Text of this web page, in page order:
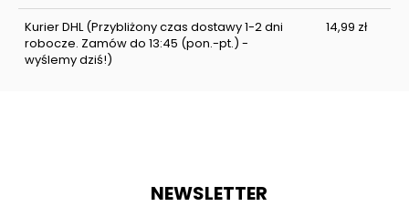
Kurier DHL(Przybliżony czas dostawy 1-2 dni
robocze. Zamów do 13:45 (pon.-pt.) -
wyślemy dziś!)
14,99 zł
NEWSLETTER